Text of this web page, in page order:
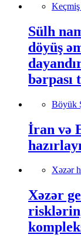
Keçmiş
Sülh
döyüş
bərpası
Böyük
İran və
Xəzər
Xəzər